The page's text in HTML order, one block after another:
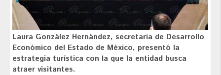
Laura González Hernández, secretaria de Desarrollo
Económico del Estado de México, presentó la
estrategia turística con la que la entidad busca
atraer visitantes.